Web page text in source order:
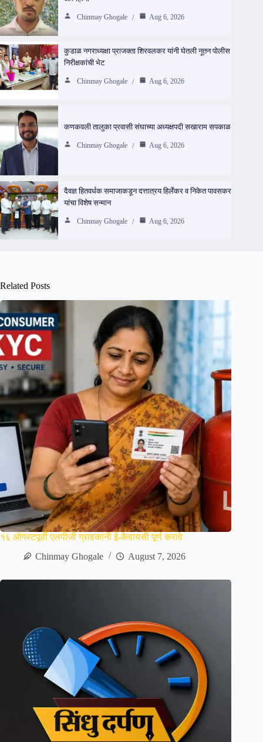
Chinmay Ghogale Aug 6, 2026
कुडाळ नगराध्यक्षा प्राजक्ता शिरवलकर यांनी घेतली नूतन पोलीस
निरीक्षकांची भेट
Chinmay Ghogale Aug 6, 2026
कणकवली तालुका प्रवासी संघाच्या अध्यक्षपदी सखाराम सपकाळ
Chinmay Ghogale Aug 6, 2026
दैवज्ञ हितवर्धक समाजाकडून दत्तात्रय हिर्लेकर व निकेत पावसकर
यांचा विशेष सन्मान
Chinmay Ghogale Aug 6, 2026
Related Posts
१६ ऑगस्टपूर्वी एलपीजी ग्राहकांनी ई-केवायसी पूर्ण करावे
Chinmay Ghogale
August 7, 2026